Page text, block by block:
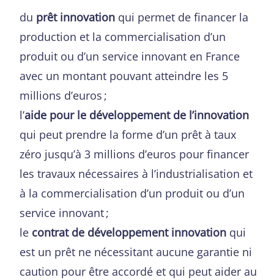
du prêt innovation qui permet de financer la
production et la commercialisation d’un
produit ou d’un service innovant en France
avec un montant pouvant atteindre les 5
millions d’euros ;
l’aide pour le développement de l’innovation
qui peut prendre la forme d’un prêt à taux
zéro jusqu’à 3 millions d’euros pour financer
les travaux nécessaires à l’industrialisation et
à la commercialisation d’un produit ou d’un
service innovant ;
le contrat de développement innovation qui
est un prêt ne nécessitant aucune garantie ni
caution pour être accordé et qui peut aider au